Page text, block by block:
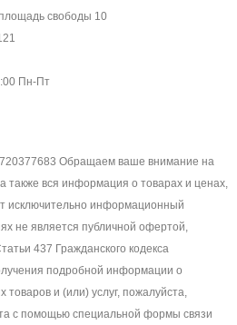
свободы 10
Пн-Пт
Обращаем ваше внимание на
также вся информация о товарах и ценах,
исключительно информационный
не является публичной офертой,
437 Гражданского кодекса
подробной информации о
товаров и (или) услуг, пожалуйста,
с помощью специальной формы связи